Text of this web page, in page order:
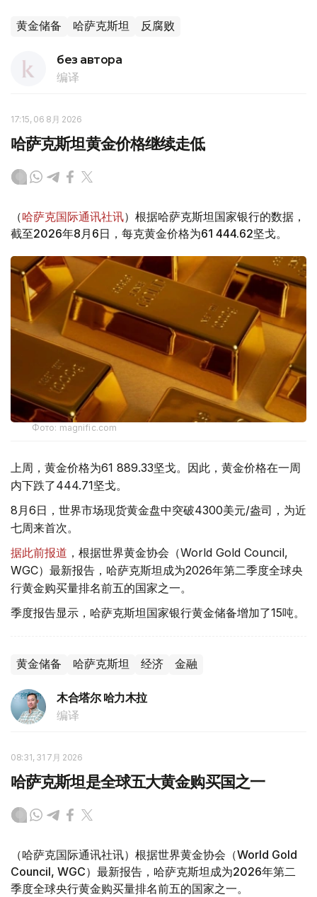
黄金储备 哈萨克斯坦 反腐败
без автора
编译
17:15, 06 8月 2026
哈萨克斯坦黄金价格继续走低
（哈萨克国际通讯社讯）根据哈萨克斯坦国家银行的数据，
截至2026年8月6日，每克黄金价格为61 444.62坚戈。
Фото: magnific.com
上周，黄金价格为61 889.33坚戈。因此，黄金价格在一周
内下跌了444.71坚戈。
8月6日，世界市场现货黄金盘中突破4300美元/盎司，为近
七周来首次。
据此前报道 ，根据世界黄金协会（World Gold Council,
WGC）最新报告，哈萨克斯坦成为2026年第二季度全球央
行黄金购买量排名前五的国家之一。
季度报告显示，哈萨克斯坦国家银行黄金储备增加了15吨。
黄金储备 哈萨克斯坦 经济 金融
木合塔尔 哈力木拉
编译
08:31, 31 7月 2026
哈萨克斯坦是全球五大黄金购买国之一
（哈萨克国际通讯社讯）根据世界黄金协会（World Gold
Council, WGC）最新报告，哈萨克斯坦成为2026年第二
季度全球央行黄金购买量排名前五的国家之一。